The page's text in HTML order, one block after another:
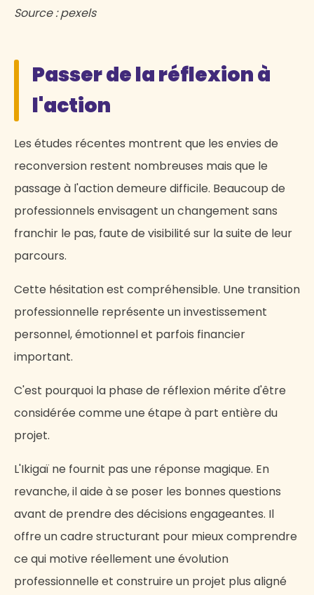
Source : pexels
Passer de la réflexion à
l'action
Les études récentes montrent que les envies de
reconversion restent nombreuses mais que le
passage à l'action demeure difficile. Beaucoup de
professionnels envisagent un changement sans
franchir le pas, faute de visibilité sur la suite de leur
parcours.
Cette hésitation est compréhensible. Une transition
professionnelle représente un investissement
personnel, émotionnel et parfois financier
important.
C'est pourquoi la phase de réflexion mérite d'être
considérée comme une étape à part entière du
projet.
L'Ikigaï ne fournit pas une réponse magique. En
revanche, il aide à se poser les bonnes questions
avant de prendre des décisions engageantes. Il
offre un cadre structurant pour mieux comprendre
ce qui motive réellement une évolution
professionnelle et construire un projet plus aligné